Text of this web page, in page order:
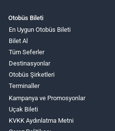
Otobüs Bileti
En Uygun Otobüs Bileti
Bilet Al
Tüm Seferler
Destinasyonlar
Otobüs Şirketleri
Terminaller
Kampanya ve Promosyonlar
Uçak Bileti
KVKK Aydınlatma Metni